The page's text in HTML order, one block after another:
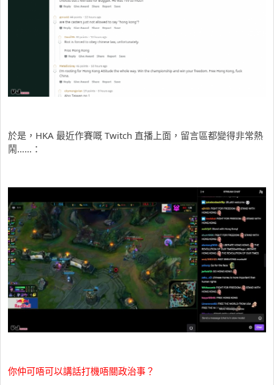
於是，HKA 最近作賽嘅 Twitch 直播上面，留言區都變得非常熱
鬧……：
你仲可唔可以講話打機唔關政治事？